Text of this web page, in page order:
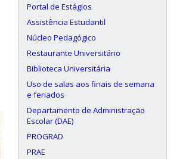
Portal de Estágios
Assistência Estudantil
Núcleo Pedagógico
Restaurante Universitário
Biblioteca Universitária
Uso de salas aos finais de semana
e feriados
Departamento de Administração
Escolar (DAE)
PROGRAD
PRAE